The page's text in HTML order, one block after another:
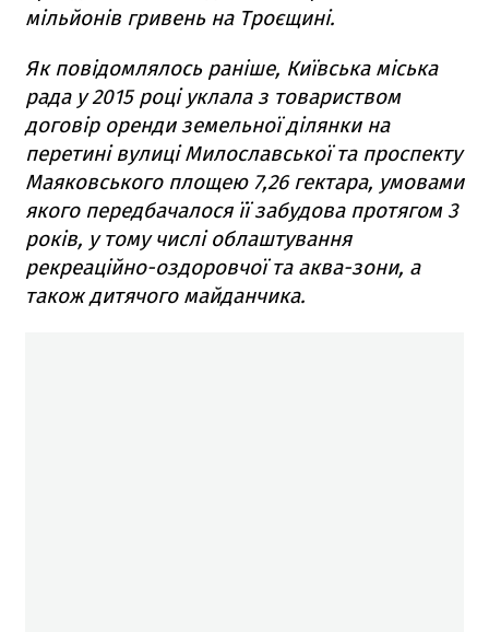
мільйонів гривень на Троєщині.
Як повідомлялось раніше, Київська міська
рада у 2015 році уклала з товариством
договір оренди земельної ділянки на
перетині вулиці Милославської та проспекту
Маяковського площею 7,26 гектара, умовами
якого передбачалося її забудова протягом 3
років, у тому числі облаштування
рекреаційно-оздоровчої та аква-зони, а
також дитячого майданчика.